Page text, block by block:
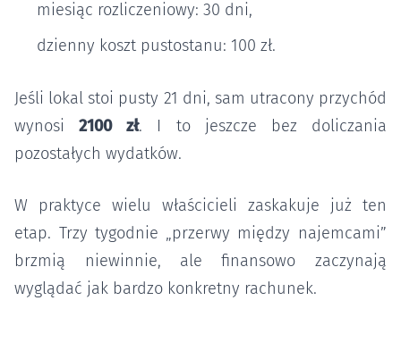
miesiąc rozliczeniowy: 30 dni,
dzienny koszt pustostanu: 100 zł.
Jeśli lokal stoi pusty 21 dni, sam utracony przychód
wynosi2100 zł. I to jeszcze bez doliczania
pozostałych wydatków.
W praktyce wielu właścicieli zaskakuje już ten
etap. Trzy tygodnie „przerwy między najemcami”
brzmią niewinnie, ale finansowo zaczynają
wyglądać jak bardzo konkretny rachunek.